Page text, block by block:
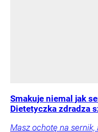
Smakuje niemal jak
Dietetyczka zdradza
Masz ochotę na